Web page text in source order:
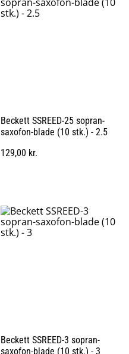
Beckett SSREED-25 sopran-
saxofon-blade (10 stk.) - 2.5
129,00 kr.
Beckett SSREED-3 sopran-
saxofon-blade (10 stk.) - 3